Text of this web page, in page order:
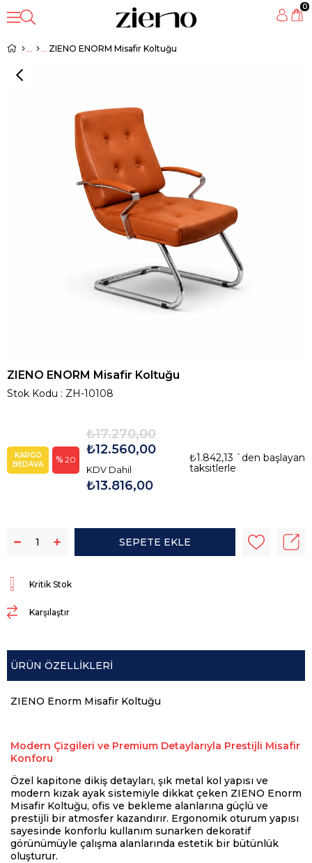
0
ZIENO ENORM Misafir Koltuğu
›
ZIENO ENORM Misafir Koltuğu
Stok Kodu ZH-10108
KARGO
BEDAVA
20
₺17.270,00
₺12.560,00
KDV Dahil
₺13.816,00
₺1.842,13 `den başlayan
taksitlerle
Kritik Stok
Karşılaştır
ÜRÜN ÖZELLIKLERI
ZIENO Enorm Misafir Koltuğu
Modern Çizgileri ve Premium Detaylarıyla Prestijli Misafir
Konforu
Özel kapitone dikiş detayları, şık metal kol yapısı ve
modern kızak ayak sistemiyle dikkat çeken ZIENO Enorm
Misafir Koltuğu, ofis ve bekleme alanlarına güçlü ve
prestijli bir atmosfer kazandırır. Ergonomik oturum yapısı
sayesinde konforlu kullanım sunarken dekoratif
görünümüyle çalışma alanlarında estetik bir bütünlük
oluşturur.